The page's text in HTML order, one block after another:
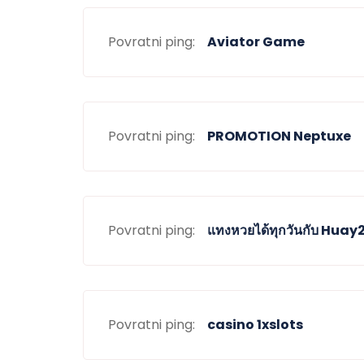
Povratni ping: Aviator Game
Povratni ping: PROMOTION Neptuxe
Povratni ping: แทงหวยได้ทุกวันกับ
Povratni ping: casino 1xslots